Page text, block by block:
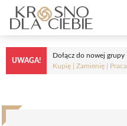
Przejdź
treści
UWAGA!
Dołącz do nowej grupy
Kupię | Zamienię | Praca